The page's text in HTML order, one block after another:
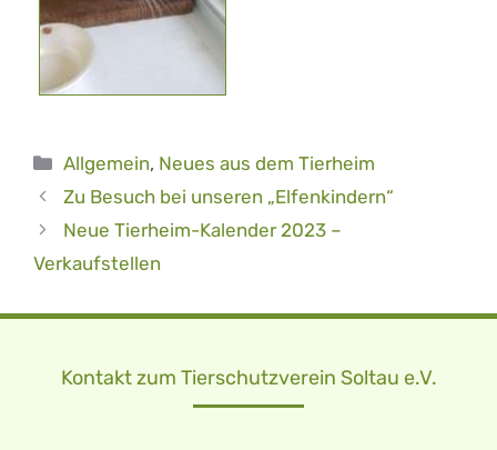
Kategorien
Allgemein, Neues aus dem Tierheim
Zu Besuch bei unseren „Elfenkindern“
Neue Tierheim-Kalender 2023 –
Verkaufstellen
Kontakt zum Tierschutzverein Soltau e.V.